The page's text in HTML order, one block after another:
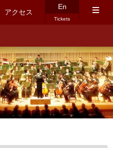
アクセス
En
Tickets
≡